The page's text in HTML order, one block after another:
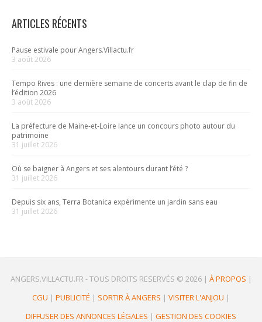
ARTICLES RÉCENTS
Pause estivale pour Angers.Villactu.fr
3 août 2026
Tempo Rives : une dernière semaine de concerts avant le clap de fin de
l’édition 2026
3 août 2026
La préfecture de Maine-et-Loire lance un concours photo autour du
patrimoine
31 juillet 2026
Où se baigner à Angers et ses alentours durant l’été ?
31 juillet 2026
Depuis six ans, Terra Botanica expérimente un jardin sans eau
31 juillet 2026
ANGERS.VILLACTU.FR -TOUS DROITS RESERVÉS © 2026| À PROPOS |
CGU | PUBLICITÉ | SORTIR À ANGERS | VISITER L'ANJOU |
DIFFUSER DES ANNONCES LÉGALES | GESTION DES COOKIES